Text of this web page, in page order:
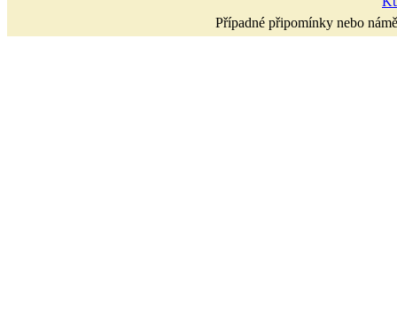
Případné připomínky nebo